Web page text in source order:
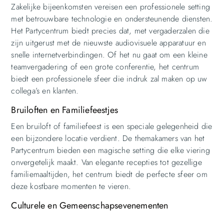
Zakelijke bijeenkomsten vereisen een professionele setting
met betrouwbare technologie en ondersteunende diensten.
Het Partycentrum biedt precies dat, met vergaderzalen die
zijn uitgerust met de nieuwste audiovisuele apparatuur en
snelle internetverbindingen. Of het nu gaat om een kleine
teamvergadering of een grote conferentie, het centrum
biedt een professionele sfeer die indruk zal maken op uw
collega’s en klanten.
Bruiloften en Familiefeestjes
Een bruiloft of familiefeest is een speciale gelegenheid die
een bijzondere locatie verdient. De themakamers van het
Partycentrum bieden een magische setting die elke viering
onvergetelijk maakt. Van elegante recepties tot gezellige
familiemaaltijden, het centrum biedt de perfecte sfeer om
deze kostbare momenten te vieren.
Culturele en Gemeenschapsevenementen